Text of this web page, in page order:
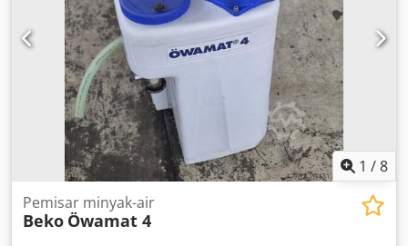
1 /8
Pemisar minyak-air
Beko Öwamat 4